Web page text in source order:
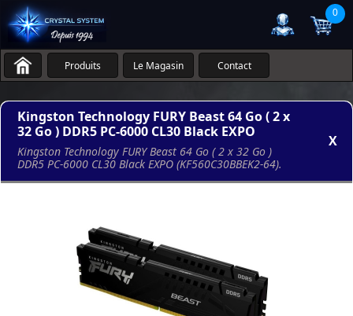
0
Produits Le Magasin Contact
Kingston Technology FURY Beast 64 Go ( 2 x
32 Go ) DDR5 PC-6000 CL30 Black EXPO
Kingston Technology FURY Beast 64 Go ( 2 x 32 Go )
DDR5 PC-6000 CL30 Black EXPO (KF560C30BBEK2-64).
X